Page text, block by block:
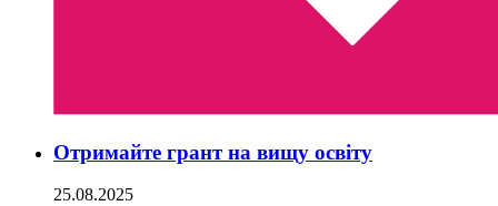
Отримайте грант на вищу освіту
25.08.2025